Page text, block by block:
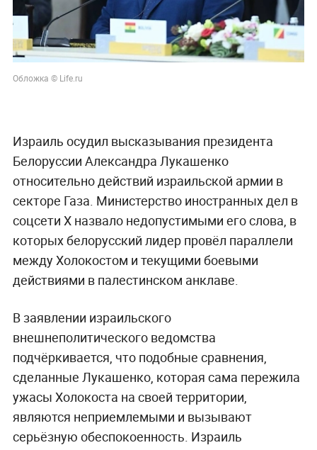
Обложка © Life.ru
Израиль осудил высказывания президента
Белоруссии Александра Лукашенко
относительно действий израильской армии в
секторе Газа. Министерство иностранных дел в
соцсети X назвало недопустимыми его слова, в
которых белорусский лидер провёл параллели
между Холокостом и текущими боевыми
действиями в палестинском анклаве.
В заявлении израильского
внешнеполитического ведомства
подчёркивается, что подобные сравнения,
сделанные Лукашенко, которая сама пережила
ужасы Холокоста на своей территории,
являются неприемлемыми и вызывают
серьёзную обеспокоенность. Израиль